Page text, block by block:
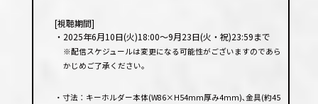
[視聴期間]
・2025年6月10日(火)18:00〜9月23日(火・祝)23:59まで
※配信スケジュールは変更になる可能性がございますのであら
かじめご了承ください。
・寸法：キーホルダー本体(W86×H54mm厚み4mm)､金具(約45